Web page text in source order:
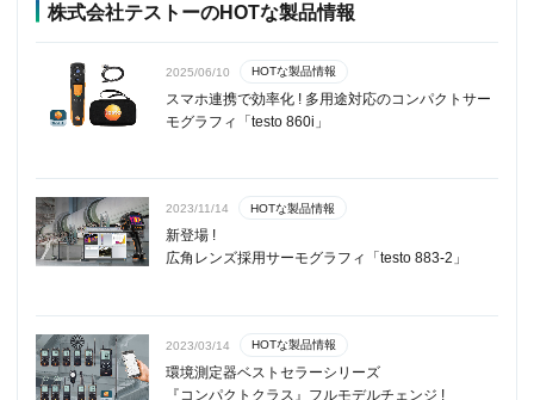
株式会社テストーのHOTな製品情報
2025/06/10 HOTな製品情報
スマホ連携で効率化 ! 多用途対応のコンパクトサー
モグラフィ「testo 860i」
2023/11/14 HOTな製品情報
新登場 !
広角レンズ採用サーモグラフィ「testo 883-2」
2023/03/14 HOTな製品情報
環境測定器ベストセラーシリーズ
『コンパクトクラス』フルモデルチェンジ !